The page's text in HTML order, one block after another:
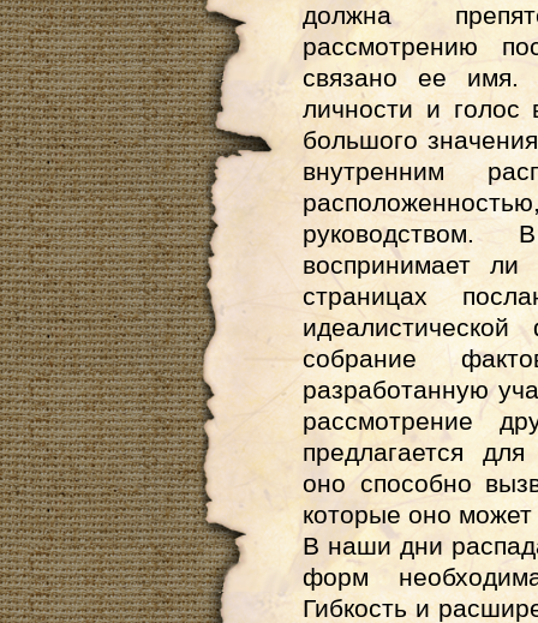
должна
рассмотрению
связано ее
личности и голос
большого
внутренним
воспринимает ли
страницах
собрание
разработанную
рассмотрение
предлагается
оно способно
которые оно может
В наши дни
форм
Гибкость и